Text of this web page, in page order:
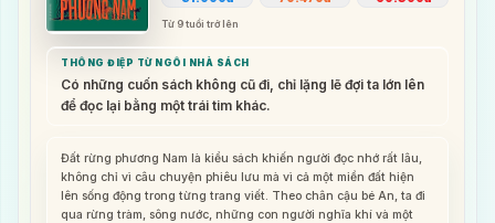
Từ 9 tuổi trở lên
THÔNG ĐIỆP TỪ NGÔI NHÀ SÁCH
Có những cuốn sách không cũ đi, chỉ lặng lẽ đợi ta lớn lên
để đọc lại bằng một trái tim khác.
Đất rừng phương Nam là kiểu sách khiến người đọc nhớ rất lâu,
không chỉ vì câu chuyện phiêu lưu mà vì cả một miền đất hiện
lên sống động trong từng trang viết. Theo chân cậu bé An, ta đi
qua rừng tràm, sông nước, những con người nghĩa khí và một